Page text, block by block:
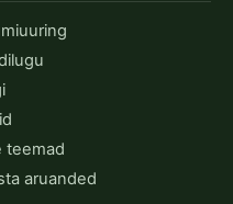
teemad
aruanded